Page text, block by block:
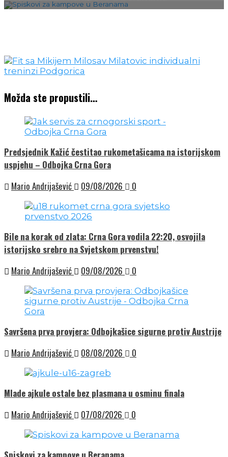
Možda ste propustili…
Predsjednik Kažić čestitao rukometašicama na istorijskom
uspjehu – Odbojka Crna Gora
Mario Andrijašević
09/08/2026 0
Bile na korak od zlata: Crna Gora vodila 22:20, osvojila
istorijsko srebro na Svjetskom prvenstvu!
Mario Andrijašević
09/08/2026 0
Savršena prva provjera: Odbojkašice sigurne protiv Austrije
Mario Andrijašević
08/08/2026 0
Mlade ajkule ostale bez plasmana u osminu finala
Mario Andrijašević
07/08/2026 0